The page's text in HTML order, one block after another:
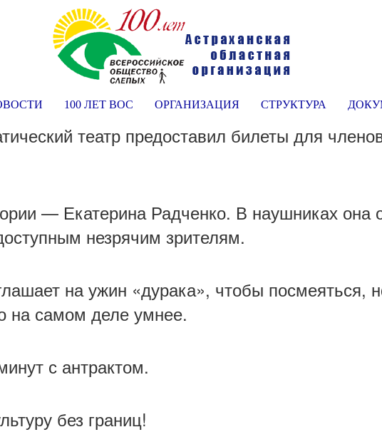
100 ЛЕТ ВОС ОРГАНИЗАЦИЯ СТРУКТУРА
театр предоставил билеты для
— Екатерина Радченко. В наушниках она
незрячим зрителям.
на ужин «дурака», чтобы посмеяться,
на самом деле умнее.
с антрактом.
без границ!